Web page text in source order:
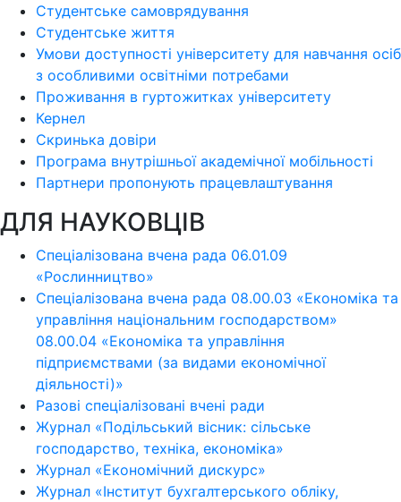
Студентське самоврядування
Студентське життя
Умови доступності університету для навчання осіб
з особливими освітніми потребами
Проживання в гуртожитках університету
Кернел
Скринька довіри
Програма внутрішньої академічної мобільності
Партнери пропонують працевлаштування
ДЛЯ НАУКОВЦІВ
Спеціалізована вчена рада 06.01.09
«Рослинництво»
Спеціалізована вчена рада 08.00.03 «Економіка та
управління національним господарством»
08.00.04 «Економіка та управління
підприємствами (за видами економічної
діяльності)»
Разові спеціалізовані вчені ради
Журнал «Подільський вісник: сільське
господарство, техніка, економіка»
Журнал «Економічний дискурс»
Журнал «Інститут бухгалтерського обліку,